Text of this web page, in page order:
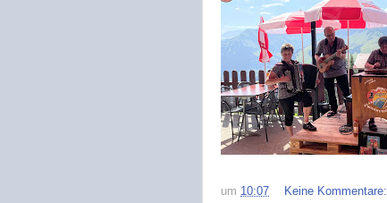
um 10:07 Keine Kommentare: